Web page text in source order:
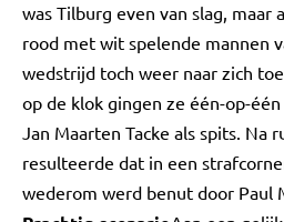
was Tilburg even van slag, maar
rood met wit spelende mannen
wedstrijd toch weer naar zich
op de klok gingen ze één-op-
Jan Maarten Tacke als spits. Na
resulteerde dat in een
wederom werd benut door Paul